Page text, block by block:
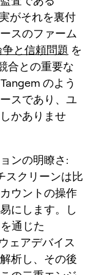
がそれを裏付
スのファーム
争と信頼問題 を
合との重要な
のよう
スであり、ユ
かありませ
ンの明瞭さ:
スクリーンは比
ウントの操作
にします。し
を通じた
ェアデバイス
析し、その後